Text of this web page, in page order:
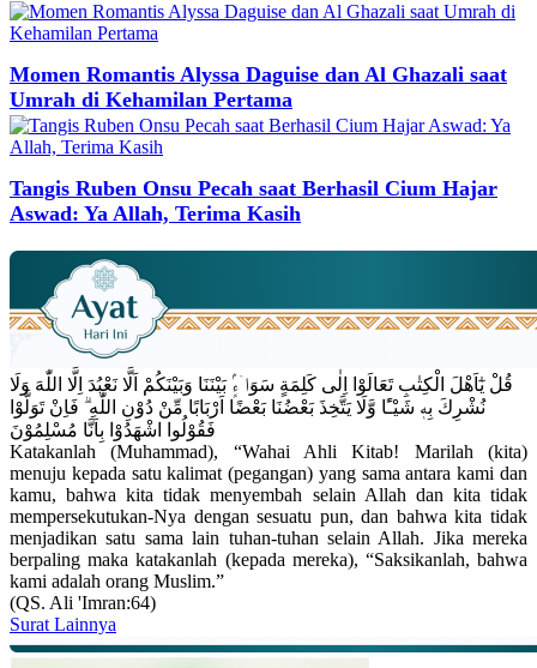
Momen Romantis Alyssa Daguise dan Al Ghazali saat
Umrah di Kehamilan Pertama
Tangis Ruben Onsu Pecah saat Berhasil Cium Hajar
Aswad: Ya Allah, Terima Kasih
قُلْ يٰٓاَهْلَ الْكِتٰبِ تَعَالَوْا اِلٰى كَلِمَةٍ سَوَاۤءٍۢ بَيْنَنَا وَبَيْنَكُمْ اَلَّا نَعْبُدَ اِلَّا اللّٰهَ وَلَا
نُشْرِكَ بِهٖ شَيْـًٔا وَّلَا يَتَّخِذَ بَعْضُنَا بَعْضًا اَرْبَابًا مِّنْ دُوْنِ اللّٰهِ ۗ فَاِنْ تَوَلَّوْا
فَقُوْلُوا اشْهَدُوْا بِاَنَّا مُسْلِمُوْنَ
Katakanlah (Muhammad), “Wahai Ahli Kitab! Marilah (kita)
menuju kepada satu kalimat (pegangan) yang sama antara kami dan
kamu, bahwa kita tidak menyembah selain Allah dan kita tidak
mempersekutukan-Nya dengan sesuatu pun, dan bahwa kita tidak
menjadikan satu sama lain tuhan-tuhan selain Allah. Jika mereka
berpaling maka katakanlah (kepada mereka), “Saksikanlah, bahwa
kami adalah orang Muslim.”
(QS. Ali 'Imran:64)
Surat Lainnya